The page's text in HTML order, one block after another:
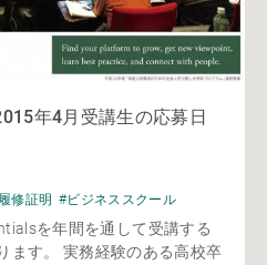
年4月受講生の応募日
修証明 #ビジネススクール
を年間を通して受講する
ます。 実務経験のある高校卒